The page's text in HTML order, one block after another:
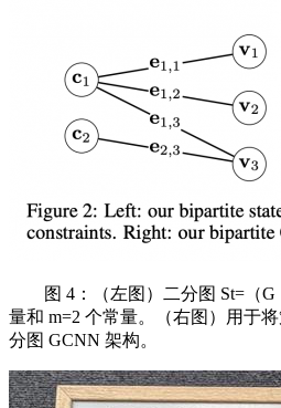
图 4：（左图）二分图 St=（G
量和 m=2 个常量。（右图）用于
分图 GCNN 架构。